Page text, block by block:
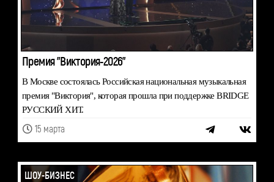
Премия "Виктория-2026"
В Москве состоялась Российская национальная музыкальная
премия "Виктория", которая прошла при поддержке BRIDGE
РУССКИЙ ХИТ.
15 марта
ШОУ-БИЗНЕС